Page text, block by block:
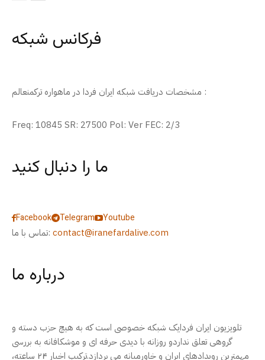
فرکانس شبکه
مشخصات دریافت شبکه ایران فردا در ماهواره ترکمنعالم :
Freq: 10845 SR: 27500 Pol: Ver FEC: 2/3
ما را دنبال کنید
Facebook Telegram
Youtube
تماس با ما: contact@iranefardalive.com
درباره ما
تلویزیون ایران فردایک شبکه خصوصی است که به هیچ حزب دسته و
گروهی تعلق نداردو روزانه با دیدی حرفه ای و موشکافانه به بررسی
مهمترین رویدادهای ایران و خاورمیانه می پردازد.ترکیب اخبار ۲۴ ساعته،